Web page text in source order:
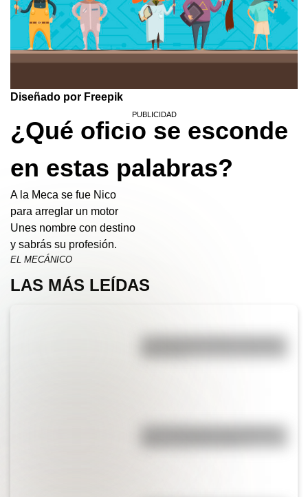
Diseñado por Freepik
¿Qué oficio se esconde
en estas palabras?
A la Meca se fue Nico
para arreglar un motor
Unes nombre con destino
y sabrás su profesión.
EL MECÁNICO
LAS MÁS LEÍDAS
La vida de San Martín contada
Las 12 máximas de San Martín